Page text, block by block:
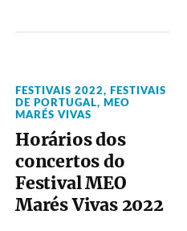
FESTIVAIS 2022,
FESTIVAIS
DE PORTUGAL, MEO
MARÉS VIVAS
Horários dos
concertos do
Festival MEO
Marés Vivas 2022